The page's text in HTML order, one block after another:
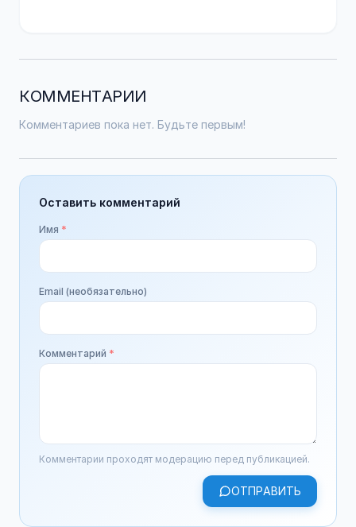
КОММЕНТАРИИ
Комментариев пока нет. Будьте первым!
Оставить комментарий
Имя *
Email (необязательно)
Комментарий *
Комментарии проходят модерацию перед публикацией.
ОТПРАВИТЬ